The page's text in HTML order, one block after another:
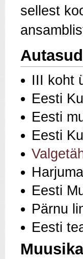
sellest
Autasud
III koht
Eesti
Eesti
Eesti
Eesti
Pärnu
Eesti